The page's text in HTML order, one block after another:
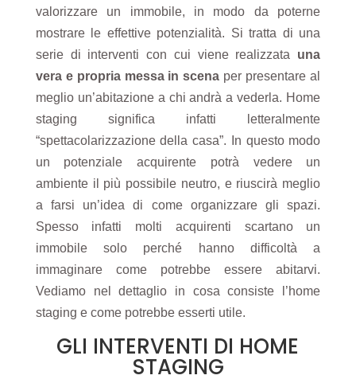
valorizzare un immobile, in modo da poterne
mostrare le effettive potenzialità. Si tratta di una
serie di interventi con cui viene realizzata una
vera e propria messa in scena per presentare al
meglio un’abitazione a chi andrà a vederla. Home
staging significa infatti letteralmente
“spettacolarizzazione della casa”. In questo modo
un potenziale acquirente potrà vedere un
ambiente il più possibile neutro, e riuscirà meglio
a farsi un’idea di come organizzare gli spazi.
Spesso infatti molti acquirenti scartano un
immobile solo perché hanno difficoltà a
immaginare come potrebbe essere abitarvi.
Vediamo nel dettaglio in cosa consiste l’home
staging e come potrebbe esserti utile.
GLI INTERVENTI DI HOME
STAGING